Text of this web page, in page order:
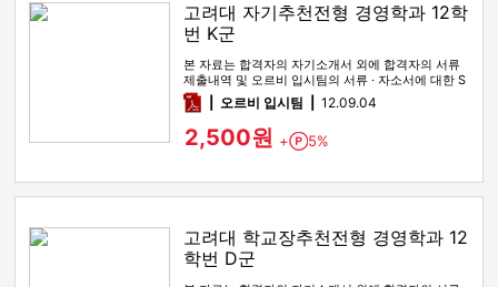
고려대 자기추천전형 경영학과 12학
번 K군
본 자료는 합격자의 자기소개서 외에 합격자의 서류
제출내역 및 오르비 입시팀의 서류 · 자소서에 대한 S
WOT 분석이 포함돼 …
pdf오르비 입시팀 12.09.04
2,500원 + Point
5%
고려대 학교장추천전형 경영학과 12
학번 D군